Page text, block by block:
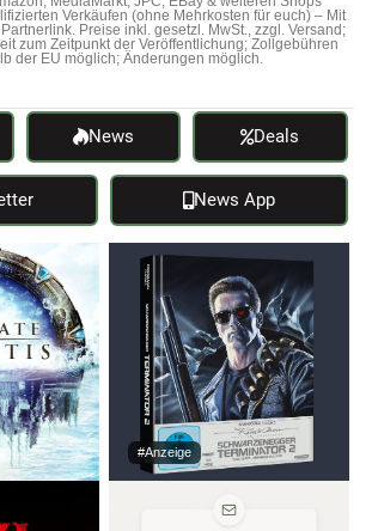
Verkäufen (ohne Mehrkosten für euch) – Mit
Partnerlink. Preise inkl. gesetzl. MwSt., zzgl. Versand;
zum Zeitpunkt der Veröffentlichung; Zollgebühren
der EU möglich; Änderungen möglich.
News Deals
News App
#Anzeige